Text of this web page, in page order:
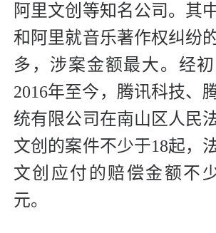
阿里文创等知名公司。其
和阿里就音乐著作权纠纷
多，涉案金额最大。经
2016年至今，腾讯科技、
统有限公司在南山区人民
文创的案件不少于18起，
文创应付的赔偿金额不
元。